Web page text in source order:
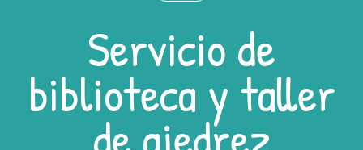
Servicio de
biblioteca y taller